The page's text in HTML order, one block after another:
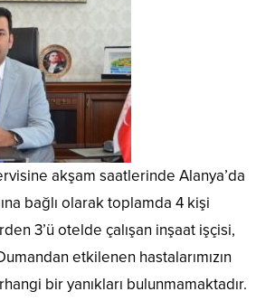
akşam saatlerinde Alanya’da
bağlı olarak toplamda 4 kişi
3’ü otelde çalışan inşaat işçisi,
etkilenen hastalarımızın
bir yanıkları bulunmamaktadır.